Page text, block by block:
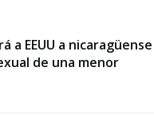
a EEUU a nicaragüense
de una menor